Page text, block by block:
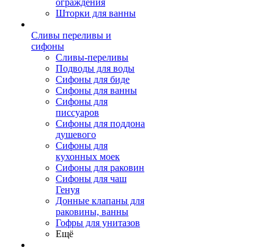
ограждения
Шторки для ванны
Сливы переливы и
сифоны
Сливы-переливы
Подводы для воды
Сифоны для биде
Сифоны для ванны
Сифоны для
писсуаров
Сифоны для поддона
душевого
Сифоны для
кухонных моек
Сифоны для раковин
Сифоны для чаш
Генуя
Донные клапаны для
раковины, ванны
Гофры для унитазов
Ещё